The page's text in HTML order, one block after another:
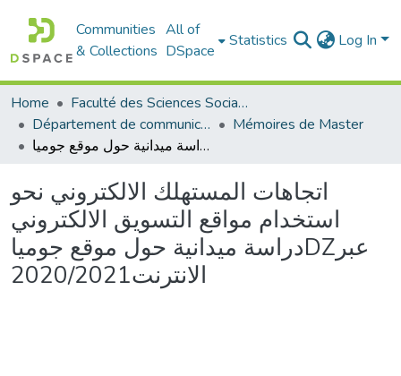
Communities
& Collections
All of
DSpace
Statistics Log In
Home
Faculté des Sciences Sociales
Département de communication
Mémoires de Master
اتجاهات المستهلك الالكتروني نحو استخدام مواقع التسويق الالكتروني دراسة ميدانية حول موقع جومياDZعبر الانترنت2020/2021
اتجاهات المستهلك الالكتروني نحو
استخدام مواقع التسويق الالكتروني
دراسة ميدانية حول موقع جومياDZعبر
الانترنت2020/2021